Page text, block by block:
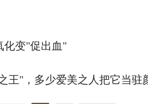
变"促出血"
王"，多少爱美之人把它当驻